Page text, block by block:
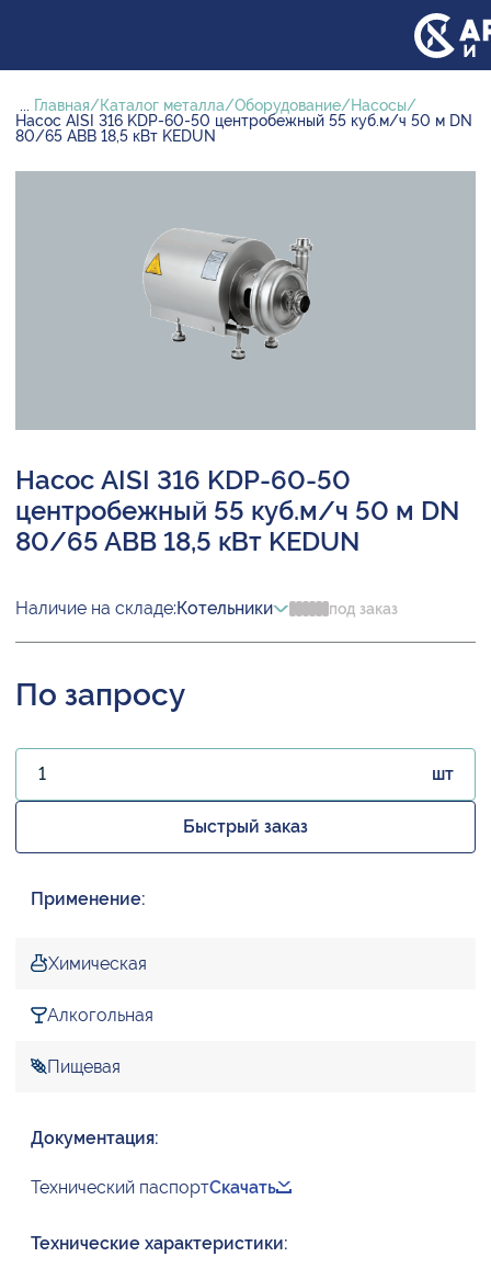
... Главная Каталог металла Оборудование
Насосы
Насос AISI 316 KDP-60-50 центробежный 55 куб.м/ч 50 м DN
80/65 ABB 18,5 кВт KEDUN
Насос AISI 316 KDP-60-50
центробежный 55 куб.м/ч 50 м DN
80/65 ABB 18,5 кВт KEDUN
Наличие на складе:Котельники под заказ
По запросу
шт
Быстрый заказ
Применение:
Химическая
Алкогольная
Пищевая
Документация:
Технический паспортСкачать
Технические характеристики: